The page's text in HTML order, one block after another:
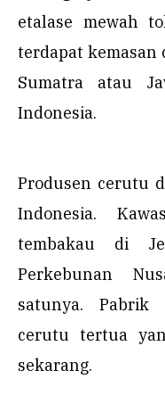
etalase mewah
terdapat
Sumatra atau
Indonesia.
Produsen cerutu
Indonesia.
tembakau di
Perkebunan
satunya. Pabrik
cerutu tertua
sekarang.